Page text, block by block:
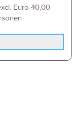
Euro 40,00